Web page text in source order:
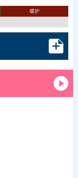
暖炉